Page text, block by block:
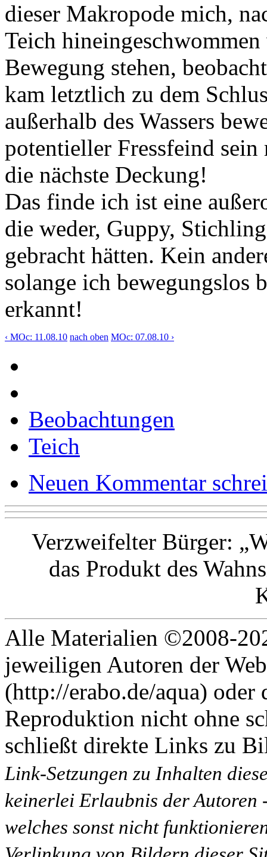
dieser Makropode mich,
Teich
Bewegung stehen,
kam letztlich zu dem
außerhalb des Wassers
potentieller Fressfeind
die nächste Deckung!
Das finde ich ist eine
die weder, Guppy,
gebracht hätten. Kein
solange ich bewegungslos
erkannt!
‹ MOc: 11.08.10 nach oben MOc: 07.08.10 ›
Beobachtungen
Teich
Neuen Kommentar
Verzweifelter Bürger:
das Produkt des
Alle Materialien ©2008-
jeweiligen Autoren der
(http://erabo.de/aqua) oder
Reproduktion nicht ohne
schließt direkte Links zu
Link-Setzungen zu Inhalten
keinerlei Erlaubnis der Autoren
welches sonst nicht